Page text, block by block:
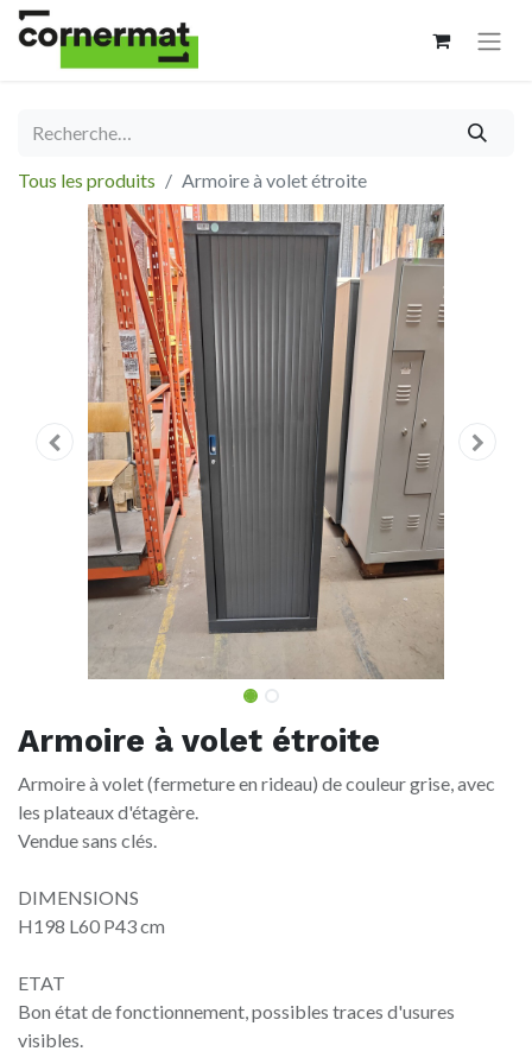
Tous les produits Armoire à volet étroite
Armoire à volet étroite
Armoire à volet (fermeture en rideau) de couleur grise, avec
les plateaux d'étagère.
Vendue sans clés.
DIMENSIONS
H198 L60 P43 cm
ETAT
Bon état de fonctionnement, possibles traces d'usures
visibles.